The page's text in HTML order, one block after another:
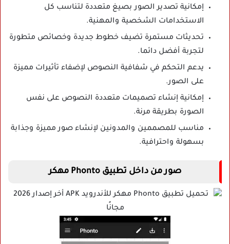
إمكانية تصدير الصور بصيغ متعددة لتناسب كل
الاستخدامات الشخصية والمهنية.
تحديثات مستمرة تضيف خطوط جديدة وخصائص متطورة
لتجربة أفضل دائما.
يدعم التحكم في شفافية النصوص لإضفاء تأثيرات مميزة
على الصور.
إمكانية إنشاء تصميمات متعددة النصوص على نفس
الصورة بطريقة مرنة.
مناسب للمصممين والمدونين لإنشاء صور مميزة وجذابة
بسهولة واحترافية.
صور من داخل تطبيق Phonto مهكر